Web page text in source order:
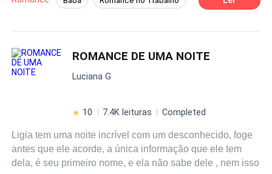
ROMANCE DE UMA NOITE
Luciana G
10 7.4K leituras Completed
Ligia tem uma noite incrível com um desconhecido, foge
antes que ele acorde, a única informação que ele tem
dela, é seu primeiro nome, e ela não sabe dele , nem isso